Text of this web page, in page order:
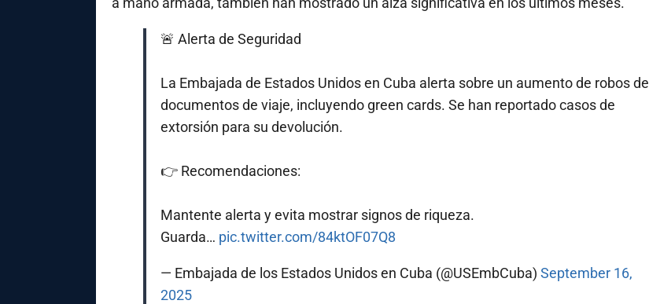
🚨 Alerta de Seguridad
La Embajada de Estados Unidos en Cuba alerta sobre un aumento de robos de
documentos de viaje, incluyendo green cards. Se han reportado casos de
extorsión para su devolución.
👉 Recomendaciones:
Mantente alerta y evita mostrar signos de riqueza.
Guarda… pic.twitter.com/84ktOF07Q8
— Embajada de los Estados Unidos en Cuba (@USEmbCuba) September 16,
2025